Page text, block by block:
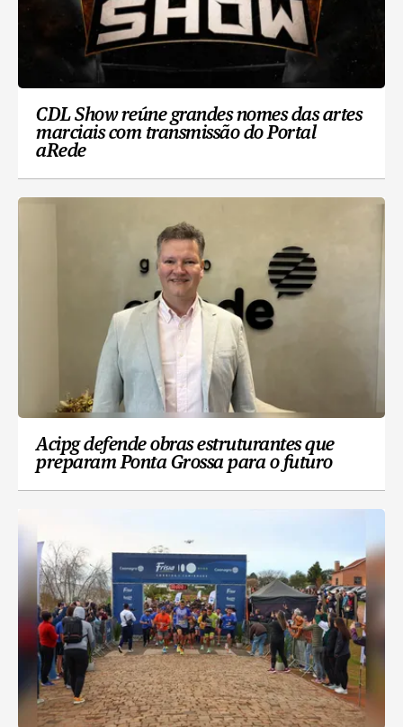
CDL Show reúne grandes nomes das artes
marciais com transmissão do Portal
aRede
Acipg defende obras estruturantes que
preparam Ponta Grossa para o futuro